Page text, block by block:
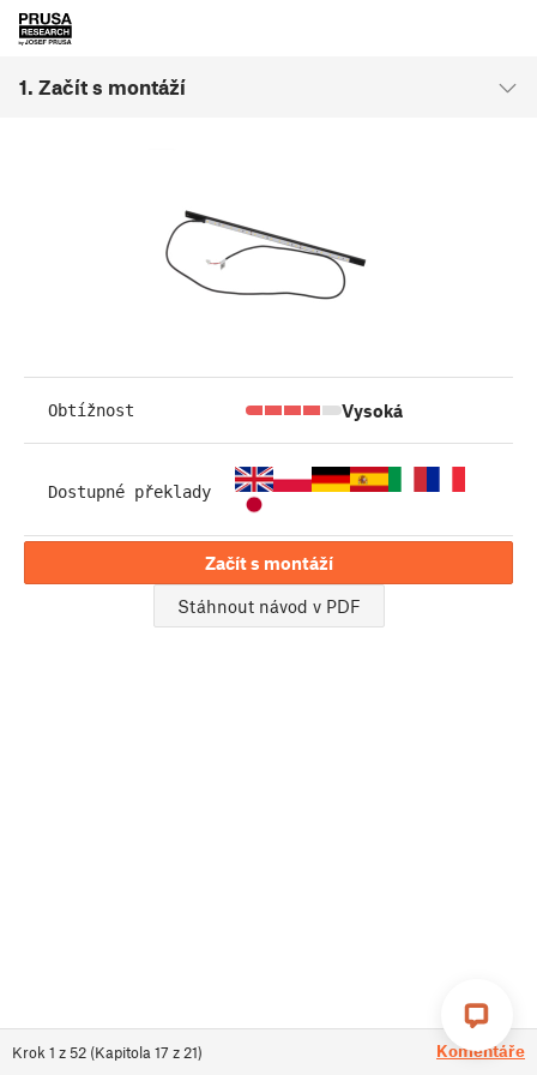
1. Začít s montáží
Krok 1 z 52 (Kapitola 17 z 21) Komentáře
Obtížnost Vysoká
Dostupné překlady
Začít s montáží
Stáhnout návod v PDF